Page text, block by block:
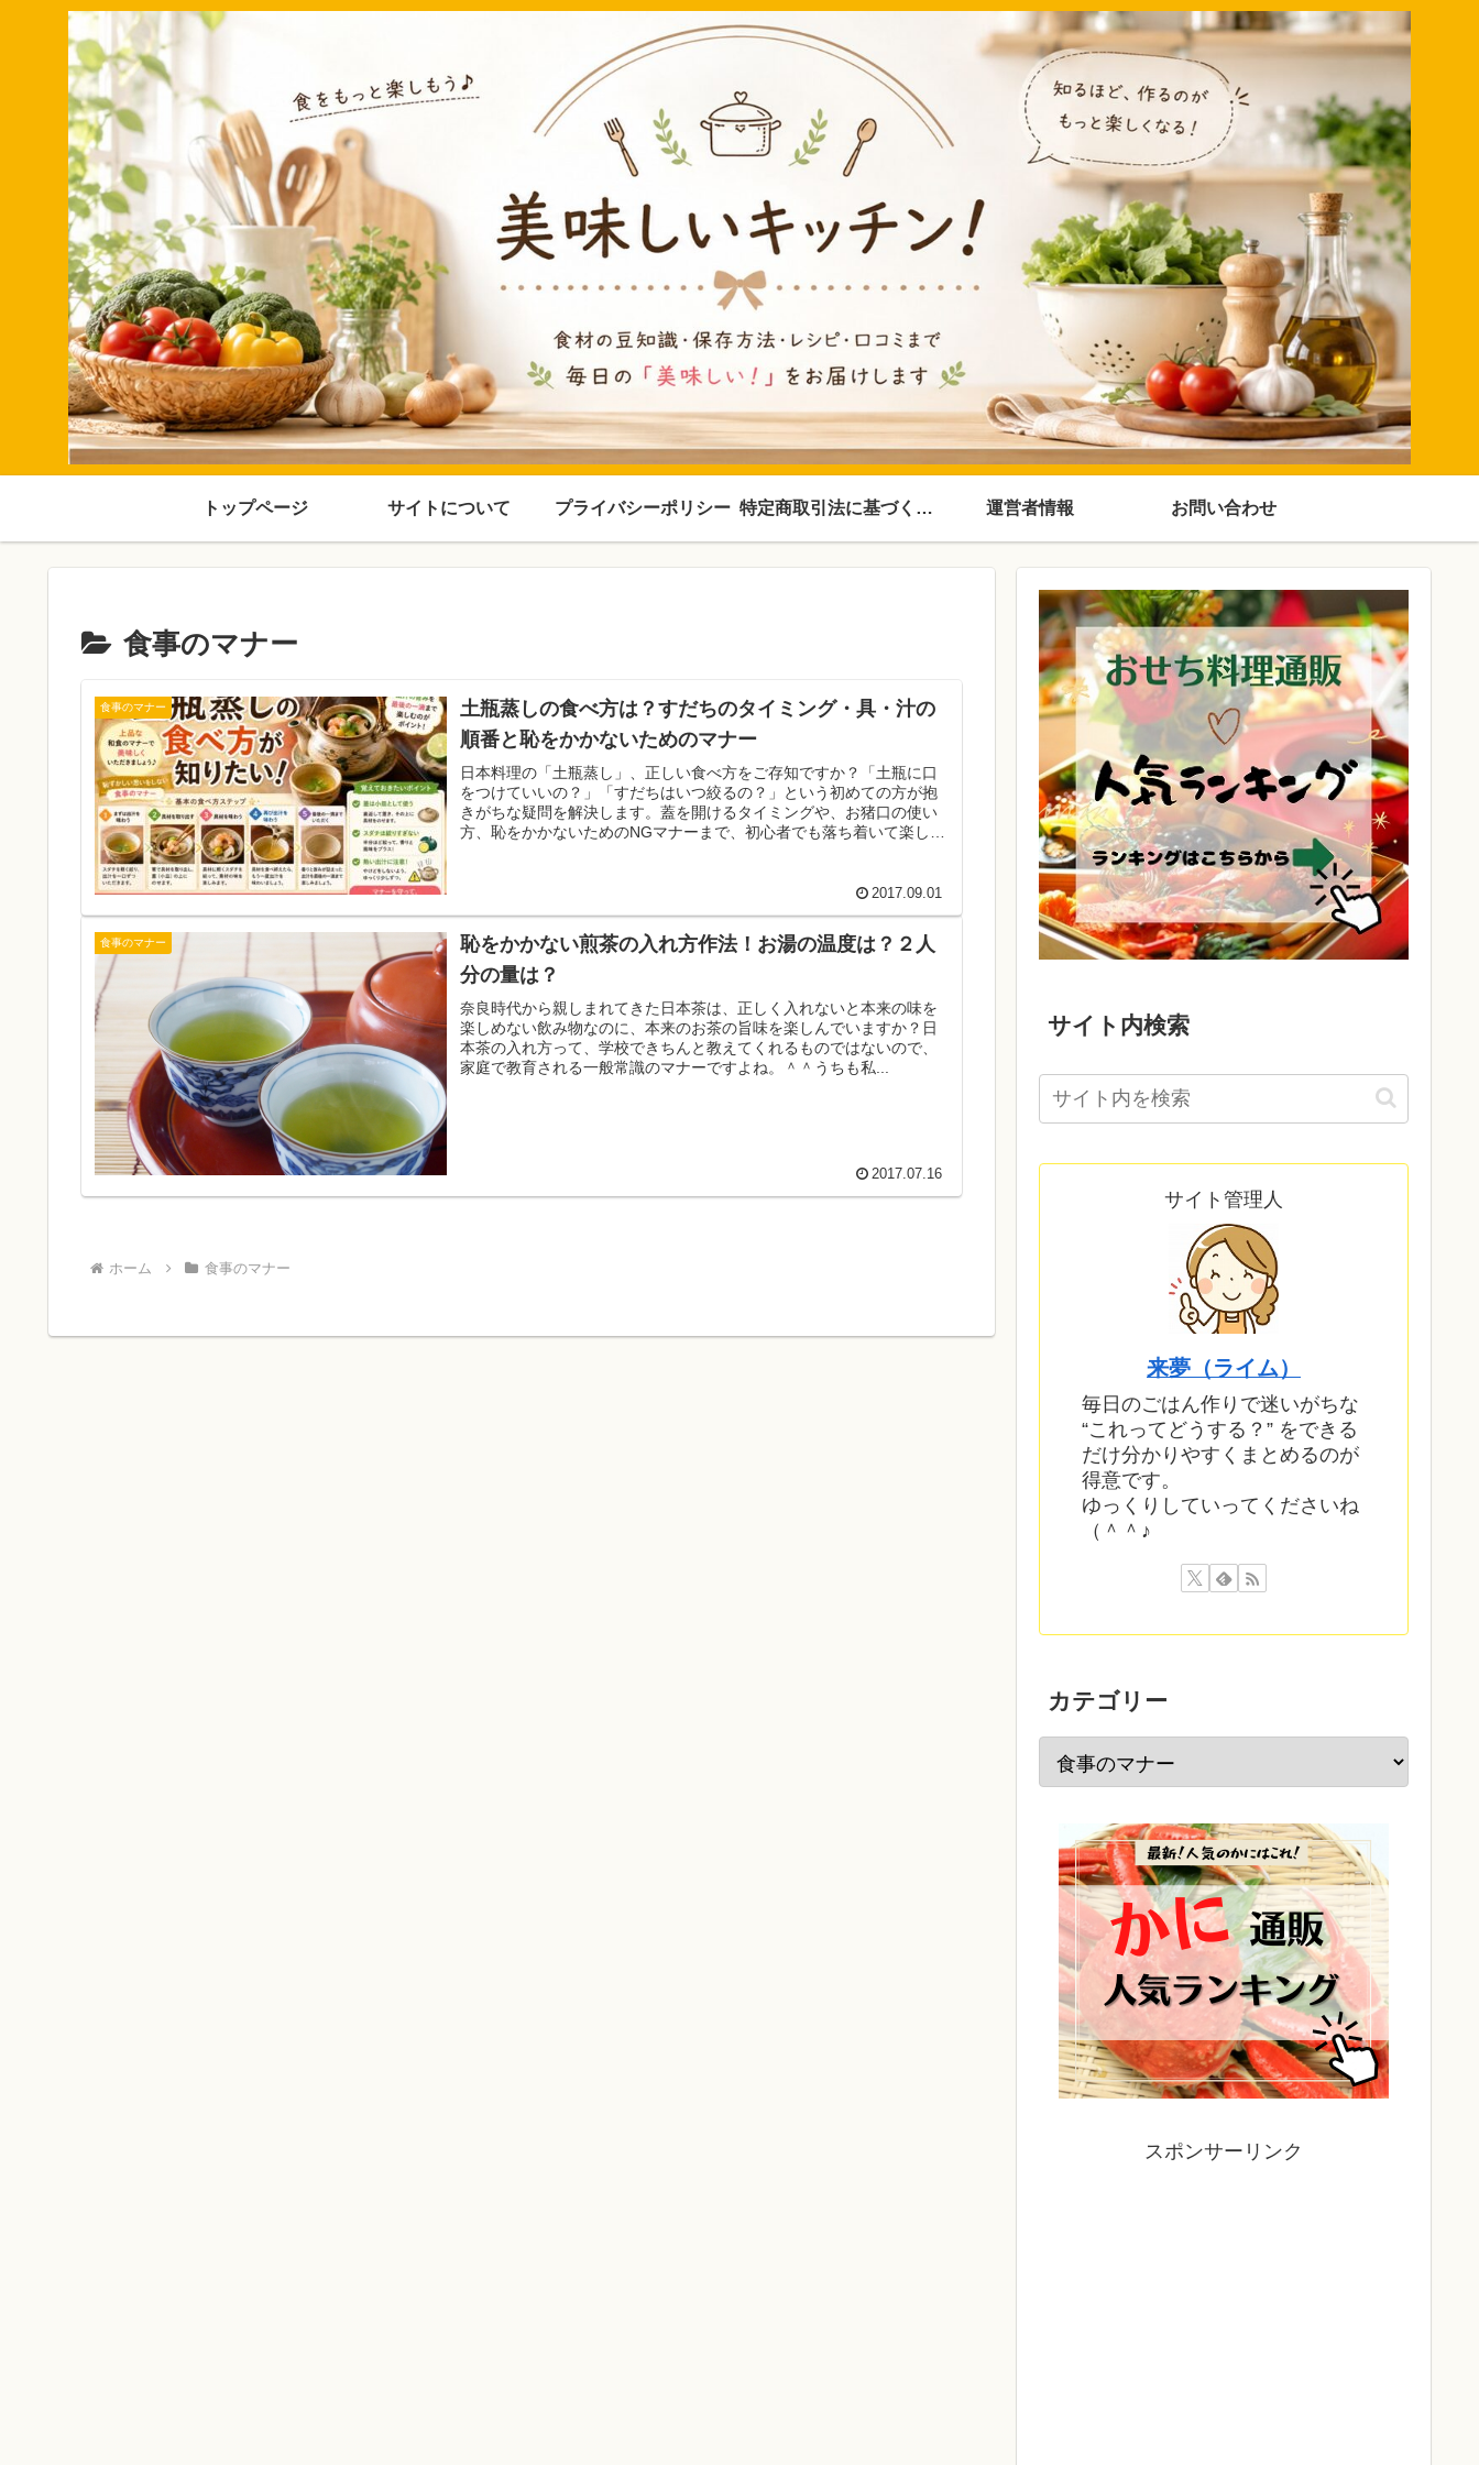
トップページ サイトについて プライバシーポリシー 特定商取引法に基づく表記 運営者情報 お問い合わせ
食事のマナー
食事のマナー
土瓶蒸しの食べ方は？すだちのタイミング・具・汁の
順番と恥をかかないためのマナー
日本料理の「土瓶蒸し」、正しい食べ方をご存知ですか？「土瓶に口
をつけていいの？」「すだちはいつ絞るの？」という初めての方が抱
きがちな疑問を解決します。蓋を開けるタイミングや、お猪口の使い
方、恥をかかないためのNGマナーまで、初心者でも落ち着いて楽しめ
2017.09.01
食事のマナー
恥をかかない煎茶の入れ方作法！お湯の温度は？２人
分の量は？
奈良時代から親しまれてきた日本茶は、正しく入れないと本来の味を
楽しめない飲み物なのに、本来のお茶の旨味を楽しんでいますか？日
本茶の入れ方って、学校できちんと教えてくれるものではないので、
家庭で教育される一般常識のマナーですよね。＾＾うちも私...
2017.07.16
ホーム 食事のマナー
サイト内検索
サイト管理人
来夢（ライム）
毎日のごはん作りで迷いがちな
“これってどうする？” をできる
だけ分かりやすくまとめるのが
得意です。
ゆっくりしていってくださいね
（＾＾♪
カテゴリー
スポンサーリンク